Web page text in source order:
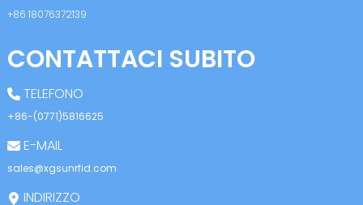
+86 18076372139
CONTATTACI SUBITO
TELEFONO
+86-(0771)5816625
E-MAIL
sales@xgsunrfid.com
INDIRIZZO